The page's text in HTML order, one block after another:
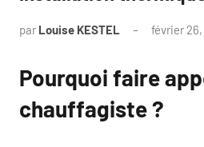
par Louise KESTEL février
Pourquoi faire
chauffagiste ?